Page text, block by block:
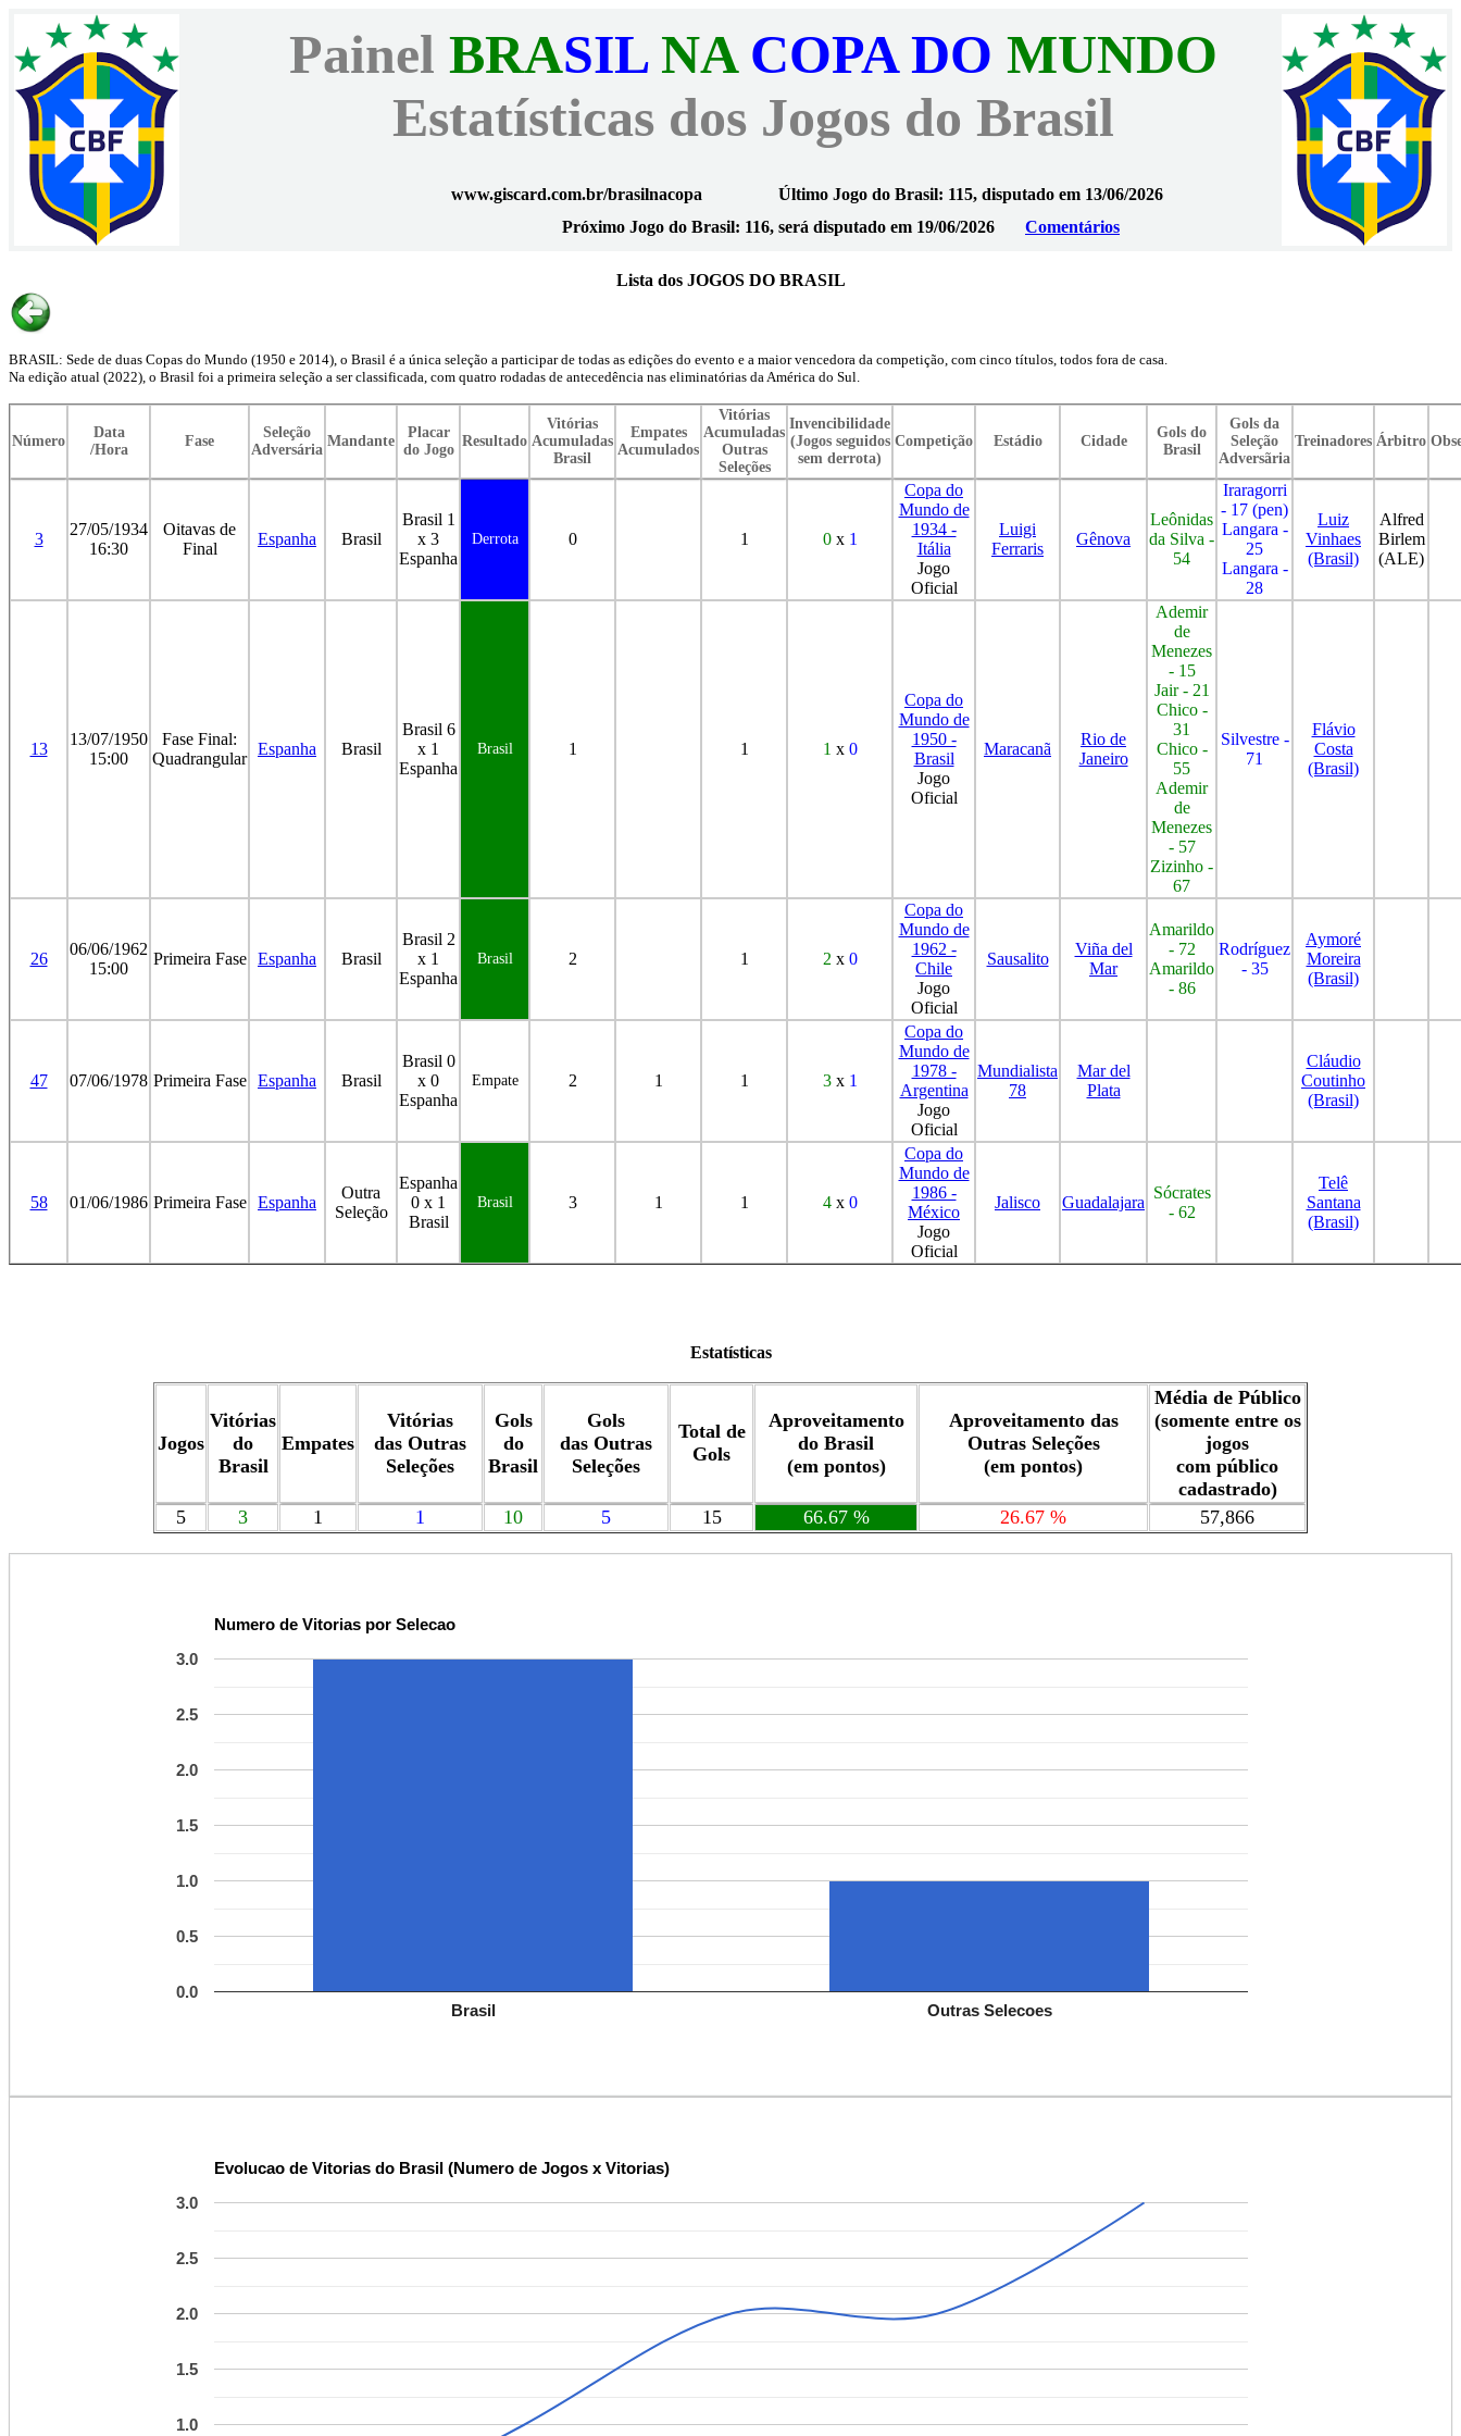
Painel BRASILNACOPA DO MUNDO
Estatísticas dos Jogos do Brasil
www.giscard.com.br/brasilnacopa
Último Jogo do Brasil: 115, disputado em 13/06/2026
Próximo Jogo do Brasil: 116, será disputado em 19/06/2026
Comentários
Lista dos JOGOS DO BRASIL
BRASIL: Sede de duas Copas do Mundo (1950 e 2014), o Brasil é a única seleção a participar de todas as edições do evento e a maior vencedora da competição, com cinco títulos, todos fora de casa.
Na edição atual (2022), o Brasil foi a primeira seleção a ser classificada, com quatro rodadas de antecedência nas eliminatórias da América do Sul.
Número
Data
/Hora
Fase
Seleção
Adversária
Mandante
Placar
do Jogo
Resultado
Vitórias
Acumuladas
Brasil
Empates
Acumulados
Vitórias
Acumuladas
Outras
Seleções
Invencibilidade
(Jogos seguidos
sem derrota)
Competição Estádio Cidade
Gols do
Brasil
Gols da
Seleção
Adversãria
Treinadores Árbitro
3
27/05/1934
16:30
Oitavas de
Final
Espanha Brasil
Brasil 1
x 3
Espanha
Derrota 0 1 0 x 1
Copa do
Mundo de
1934 -
Itália
Jogo
Oficial
Luigi
Ferraris
Gênova
Leônidas
da Silva -
54
Iraragorri
- 17 (pen)
Langara -
25
Langara -
28
Luiz
Vinhaes
(Brasil)
Alfred
Birlem
(ALE)
13
13/07/1950
15:00
Fase Final:
Quadrangular
Espanha Brasil
Brasil 6
x 1
Espanha
Brasil 1 1 1 x 0
Copa do
Mundo de
1950 -
Brasil
Jogo
Oficial
Maracanã
Rio de
Janeiro
Ademir
de
Menezes
- 15
Jair - 21
Chico -
31
Chico -
55
Ademir
de
Menezes
- 57
Zizinho -
67
Silvestre -
71
Flávio
Costa
(Brasil)
26
06/06/1962
15:00
Primeira Fase Espanha Brasil
Brasil 2
x 1
Espanha
Brasil 2 1 2 x 0
Copa do
Mundo de
1962 -
Chile
Jogo
Oficial
Sausalito
Viña del
Mar
Amarildo
- 72
Amarildo
- 86
Rodríguez
- 35
Aymoré
Moreira
(Brasil)
47 07/06/1978 Primeira Fase Espanha Brasil
Brasil 0
x 0
Espanha
Empate 2 1 1 3 x 1
Copa do
Mundo de
1978 -
Argentina
Jogo
Oficial
Mundialista
78
Mar del
Plata
Cláudio
Coutinho
(Brasil)
58 01/06/1986 Primeira Fase Espanha
Outra
Seleção
Espanha
0 x 1
Brasil
Brasil 3 1 1 4 x 0
Copa do
Mundo de
1986 -
México
Jogo
Oficial
Jalisco Guadalajara
Sócrates
- 62
Telê
Santana
(Brasil)
Estatísticas
Jogos
Vitórias
do
Brasil
Empates
Vitórias
das Outras
Seleções
Gols
do
Brasil
Gols
das Outras
Seleções
Total de
Gols
Aproveitamento
do Brasil
(em pontos)
Aproveitamento das
Outras Seleções
(em pontos)
Média de Público
(somente entre os
jogos
com público
cadastrado)
5
3 1 1 10 5 15 66.67 % 26.67 % 57,866
Numero de Vitorias por Selecao
Brasil Outras Selecoes
0.0
0.5
1.0
1.5
2.0
2.5
3.0
Evolucao de Vitorias do Brasil (Numero de Jogos x Vitorias)
1.0
1.5
2.0
2.5
3.0